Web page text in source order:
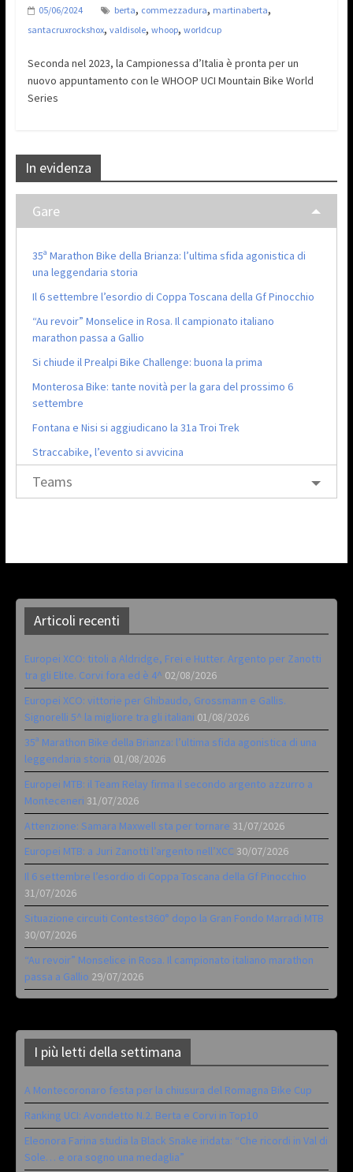
05/06/2024 berta, commezzadura, martinaberta,
santacruxrockshox, valdisole, whoop, worldcup
Seconda nel 2023, la Campionessa d’Italia è pronta per un
nuovo appuntamento con le WHOOP UCI Mountain Bike World
Series
In evidenza
Gare
35ª Marathon Bike della Brianza: l’ultima sfida agonistica di
una leggendaria storia
Il 6 settembre l’esordio di Coppa Toscana della Gf Pinocchio
“Au revoir” Monselice in Rosa. Il campionato italiano
marathon passa a Gallio
Si chiude il Prealpi Bike Challenge: buona la prima
Monterosa Bike: tante novità per la gara del prossimo 6
settembre
Fontana e Nisi si aggiudicano la 31a Troi Trek
Straccabike, l’evento si avvicina
Teams
Articoli recenti
Europei XCO: titoli a Aldridge, Frei e Hutter. Argento per Zanotti
tra gli Elite. Corvi fora ed è 4^ 02/08/2026
Europei XCO: vittorie per Ghibaudo, Grossmann e Gallis.
Signorelli 5^ la migliore tra gli italiani 01/08/2026
35ª Marathon Bike della Brianza: l’ultima sfida agonistica di una
leggendaria storia 01/08/2026
Europei MTB: il Team Relay firma il secondo argento azzurro a
Monteceneri 31/07/2026
Attenzione: Samara Maxwell sta per tornare 31/07/2026
Europei MTB: a Juri Zanotti l’argento nell’XCC 30/07/2026
Il 6 settembre l’esordio di Coppa Toscana della Gf Pinocchio
31/07/2026
Situazione circuiti Contest360° dopo la Gran Fondo Marradi MTB
30/07/2026
“Au revoir” Monselice in Rosa. Il campionato italiano marathon
passa a Gallio 29/07/2026
I più letti della settimana
A Montecoronaro festa per la chiusura del Romagna Bike Cup
Ranking UCI: Avondetto N.2. Berta e Corvi in Top10
Eleonora Farina studia la Black Snake iridata: “Che ricordi in Val di
Sole… e ora sogno una medaglia”